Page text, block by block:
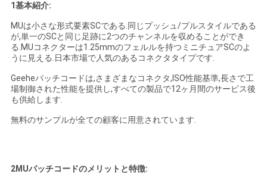
ニ
ュ
ー
ス
場
1基本紹介:
MUは小さな形式要素SCである.同じプッシュ/プルスタイルである
が,単一のSCと同じ足跡に2つのチャンネルを収めることができ
る.MUコネクターは1.25mmのフェルルを持つミニチュアSCのよ
うに見える.日本市場で人気のあるコネクタタイプです.
Geeheパッチコードは,さまざまなコネクタ,ISO性能基準,長さで工
場制御された性能を提供し,すべての製品で12ヶ月間のサービス後
も供給します.
無料のサンプルが全ての顧客に用意されています.
2MUパッチコードのメリットと特徴: